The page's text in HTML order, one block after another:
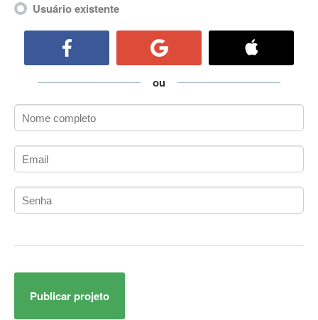
ActiveCollab
ActiveX
ActiveX Data Objects (ADO)
Ada
Adianti Framework
ADK
Administração
Administração de Artistas e Repertórios
Administração de Redes
Administração PostgreSQL
ADO.NET Entity Framework
Usuário existente
ou
Publicar projeto